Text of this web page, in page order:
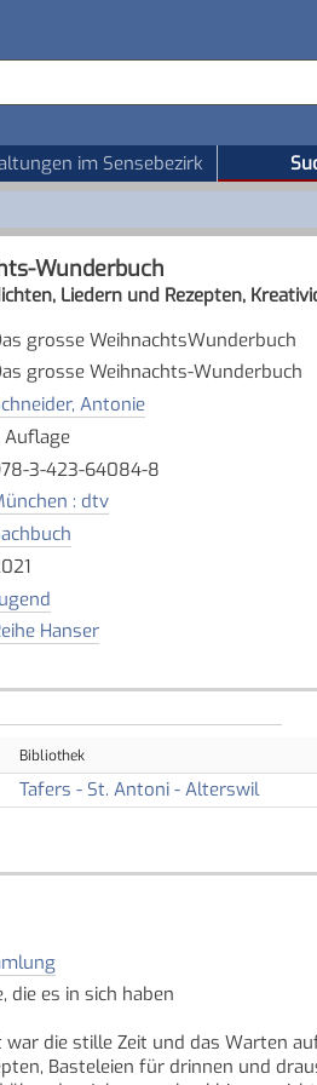
im Sensebezirk
Wunderbuch
Liedern und Rezepten,
grosse WeihnachtsWunderbuch
grosse Weihnachts-Wunderbuch
Antonie
Auflage
3-423-64084-8
: dtv
Hanser
Bibliothek
Tafers - St. Antoni - Alterswil
die es in sich haben
die stille Zeit und das Warten
Basteleien für drinnen und